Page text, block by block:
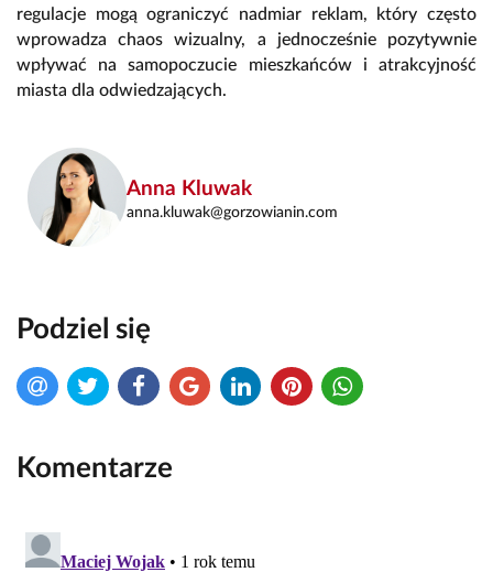
regulacje mogą ograniczyć nadmiar reklam, który często
wprowadza chaos wizualny, a jednocześnie pozytywnie
wpływać na samopoczucie mieszkańców i atrakcyjność
miasta dla odwiedzających.
Anna Kluwak
anna.kluwak@gorzowianin.com
Podziel się
Komentarze